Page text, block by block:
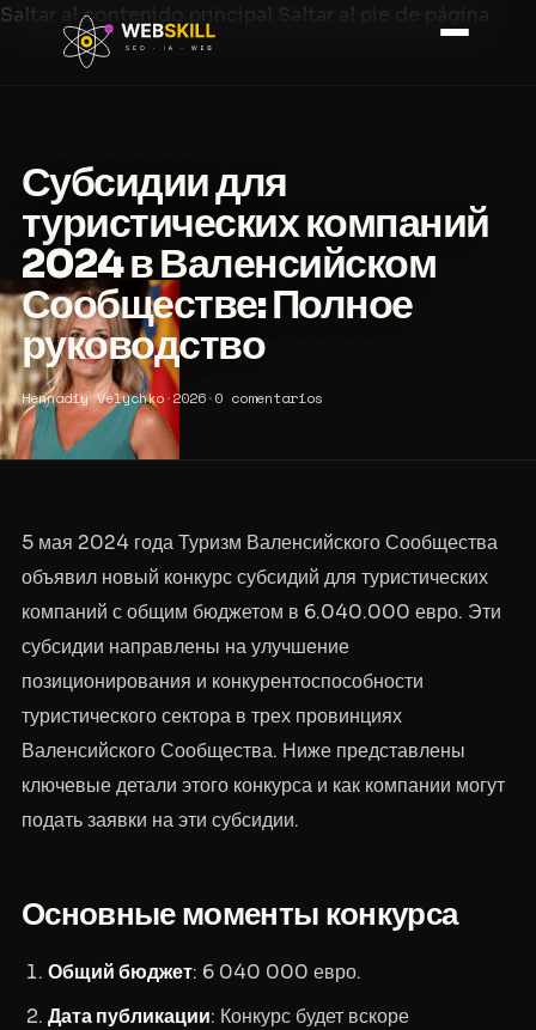
Saltar al contenido principal Saltar al pie de página
Субсидии для
туристических компаний
2024 в Валенсийском
Сообществе: Полное
руководство
Hennadiy Velychko·2026·0 comentarios
5 мая 2024 года Туризм Валенсийского Сообщества
объявил новый конкурс субсидий для туристических
компаний с общим бюджетом в 6.040.000 евро. Эти
субсидии направлены на улучшение
позиционирования и конкурентоспособности
туристического сектора в трех провинциях
Валенсийского Сообщества. Ниже представлены
ключевые детали этого конкурса и как компании могут
подать заявки на эти субсидии.
Основные моменты конкурса
Общий бюджет: 6 040 000 евро.
Дата публикации: Конкурс будет вскоре